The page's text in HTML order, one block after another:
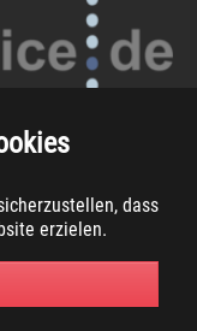
dass
erzielen.